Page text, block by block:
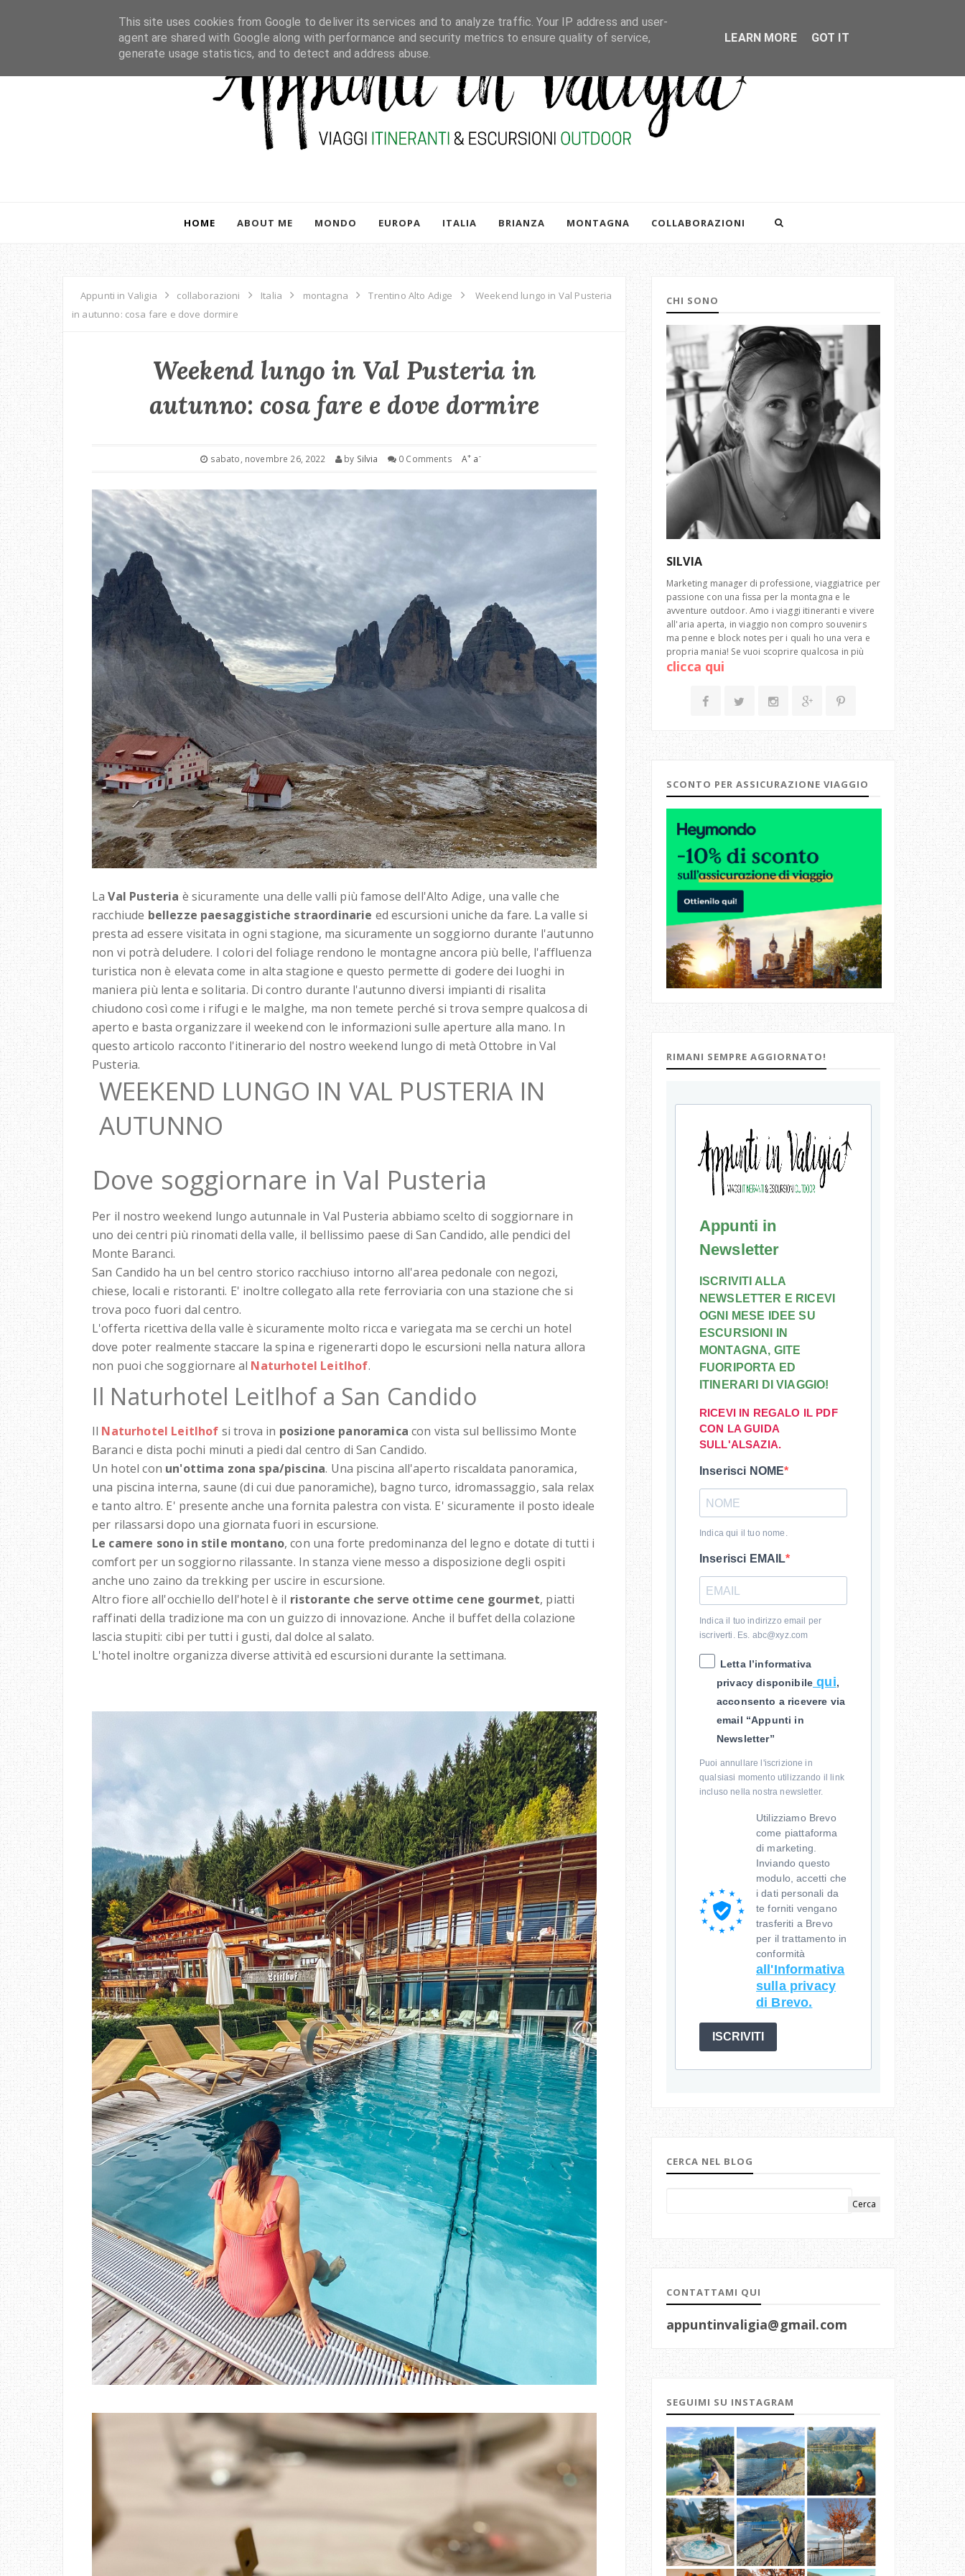
HOME ABOUT ME MONDO EUROPA ITALIA BRIANZA MONTAGNA COLLABORAZIONI
Appunti in Valigia collaborazioni Italia montagna Trentino Alto Adige
Weekend lungo in Val Pusteria
in autunno: cosa fare e dove dormire
Weekend lungo in Val Pusteria in
autunno: cosa fare e dove dormire
sabato, novembre 26, 2022 by Silvia 0 Comments A+ a-
LaVal Pusteria è sicuramente una delle valli più famose dell'Alto Adige, una valle che
racchiude bellezze paesaggistiche straordinarie ed escursioni uniche da fare. La valle si
presta ad essere visitata in ogni stagione, ma sicuramente un soggiorno durante l'autunno
non vi potrà deludere. I colori del foliage rendono le montagne ancora più belle, l'affluenza
turistica non è elevata come in alta stagione e questo permette di godere dei luoghi in
maniera più lenta e solitaria. Di contro durante l'autunno diversi impianti di risalita
chiudono così come i rifugi e le malghe, ma non temete perché si trova sempre qualcosa di
aperto e basta organizzare il weekend con le informazioni sulle aperture alla mano. In
questo articolo racconto l'itinerario del nostro weekend lungo di metà Ottobre in Val
Pusteria.
WEEKEND LUNGO IN VAL PUSTERIA IN
AUTUNNO
Dove soggiornare in Val Pusteria
Per il nostro weekend lungo autunnale in Val Pusteria abbiamo scelto di soggiornare in
uno dei centri più rinomati della valle, il bellissimo paese di San Candido, alle pendici del
Monte Baranci.
San Candido ha un bel centro storico racchiuso intorno all'area pedonale con negozi,
chiese, locali e ristoranti. E' inoltre collegato alla rete ferroviaria con una stazione che si
trova poco fuori dal centro.
L'offerta ricettiva della valle è sicuramente molto ricca e variegata ma se cerchi un hotel
dove poter realmente staccare la spina e rigenerarti dopo le escursioni nella natura allora
non puoi che soggiornare al Naturhotel Leitlhof.
Il Naturhotel Leitlhof a San Candido
Il Naturhotel Leitlhof si trova in posizione panoramica con vista sul bellissimo Monte
Baranci e dista pochi minuti a piedi dal centro di San Candido.
Un hotel con un'ottima zona spa/piscina. Una piscina all'aperto riscaldata panoramica,
una piscina interna, saune (di cui due panoramiche), bagno turco, idromassaggio, sala relax
e tanto altro. E' presente anche una fornita palestra con vista. E' sicuramente il posto ideale
per rilassarsi dopo una giornata fuori in escursione.
Le camere sono in stile montano, con una forte predominanza del legno e dotate di tutti i
comfort per un soggiorno rilassante. In stanza viene messo a disposizione degli ospiti
anche uno zaino da trekking per uscire in escursione.
Altro fiore all'occhiello dell'hotel è il ristorante che serve ottime cene gourmet, piatti
raffinati della tradizione ma con un guizzo di innovazione. Anche il buffet della colazione
lascia stupiti: cibi per tutti i gusti, dal dolce al salato.
L'hotel inoltre organizza diverse attività ed escursioni durante la settimana.
CHI SONO
SILVIA
Marketing manager di professione, viaggiatrice per
passione con una fissa per la montagna e le
avventure outdoor. Amo i viaggi itineranti e vivere
all'aria aperta, in viaggio non compro souvenirs
ma penne e block notes per i quali ho una vera e
propria mania! Se vuoi scoprire qualcosa in più
clicca qui
SCONTO PER ASSICURAZIONE VIAGGIO
RIMANI SEMPRE AGGIORNATO!
Appunti in
Newsletter
ISCRIVITI ALLA
NEWSLETTER E RICEVI
OGNI MESE IDEE SU
ESCURSIONI IN
MONTAGNA, GITE
FUORIPORTA ED
ITINERARI DI VIAGGIO!
RICEVI IN REGALO IL PDF
CON LA GUIDA
SULL'ALSAZIA.
Inserisci NOME
Indica qui il tuo nome.
Inserisci EMAIL
Indica il tuo indirizzo email per
iscriverti. Es. abc@xyz.com
Letta l’informativa
privacy disponibile qui,
acconsento a ricevere via
email “Appunti in
Newsletter”
Puoi annullare l'iscrizione in
qualsiasi momento utilizzando il link
incluso nella nostra newsletter.
Utilizziamo Brevo
come piattaforma
di marketing.
Inviando questo
modulo, accetti che
i dati personali da
te forniti vengano
trasferiti a Brevo
per il trattamento in
conformità
all'Informativa
sulla privacy
di Brevo.
ISCRIVITI
CERCA NEL BLOG
CONTATTAMI QUI
appuntinvaligia@gmail.com
SEGUIMI SU INSTAGRAM
This site uses cookies from Google to deliver its services and to analyze traffic. Your IP address and user-
agent are shared with Google along with performance and security metrics to ensure quality of service,
generate usage statistics, and to detect and address abuse.
LEARN MORE GOT IT